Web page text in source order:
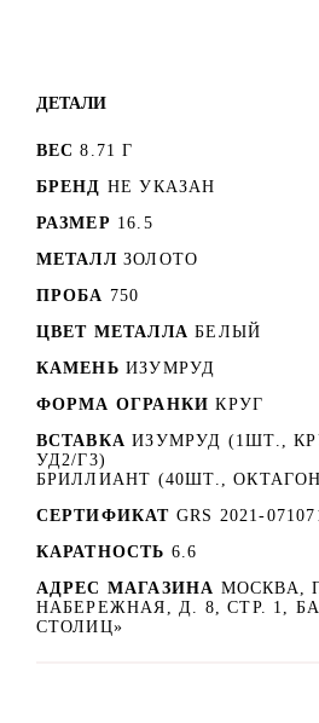
ДЕТАЛИ
ВЕС 8.71 Г
БРЕНД НЕ УКАЗАН
РАЗМЕР 16.5
МЕТАЛЛ ЗОЛОТО
ПРОБА 750
ЦВЕТ МЕТАЛЛА БЕЛЫЙ
КАМЕНЬ ИЗУМРУД
ФОРМА ОГРАНКИ КРУГ
ВСТАВКА ИЗУМРУД (1ШТ.,
УД2/Г3)
БРИЛЛИАНТ (40ШТ.,
СЕРТИФИКАТ GRS 2021-
КАРАТНОСТЬ 6.6
АДРЕС МАГАЗИНА МОСКВА,
НАБЕРЕЖНАЯ, Д. 8, СТР. 1,
СТОЛИЦ»